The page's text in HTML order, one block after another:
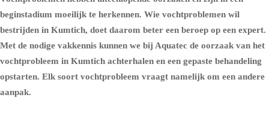
beginstadium moeilijk te herkennen. Wie vochtproblemen wil
bestrijden in Kumtich, doet daarom beter een beroep op een expert.
Met de nodige vakkennis kunnen we bij Aquatec de oorzaak van het
vochtprobleem in Kumtich achterhalen en een gepaste behandeling
opstarten. Elk soort vochtprobleem vraagt namelijk om een andere
aanpak.